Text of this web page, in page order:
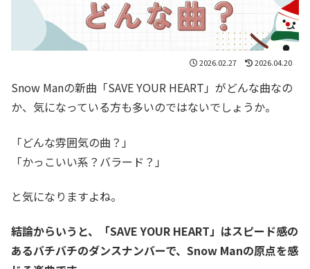
2026.02.27 2026.04.20
Snow Manの新曲「SAVE YOUR HEART」がどんな曲なの
か、気になっている方も多いのではないでしょうか。
「どんな雰囲気の曲？」
「かっこいい系？バラード？」
と気になりますよね。
結論からいうと、「SAVE YOUR HEART」はスピード感の
あるバチバチのダンスナンバーで、Snow Manの原点を感